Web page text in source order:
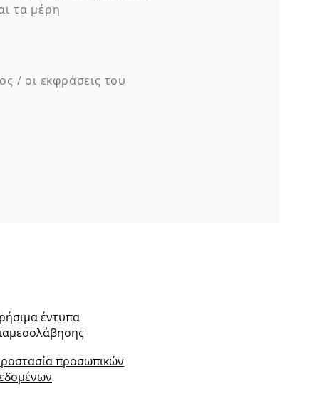
τα μέρη
/ οι εκφράσεις του
έντυπα
προσωπικών